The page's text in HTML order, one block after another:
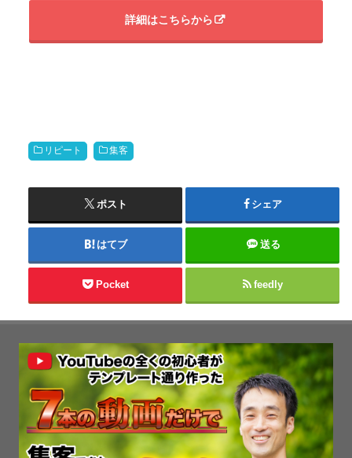
詳細はこちらから
リピート 集客
ポスト シェア
はてブ 送る
Pocket feedly